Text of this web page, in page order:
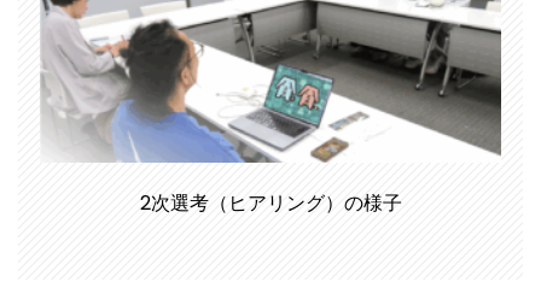
2次選考（ヒアリング）の様子